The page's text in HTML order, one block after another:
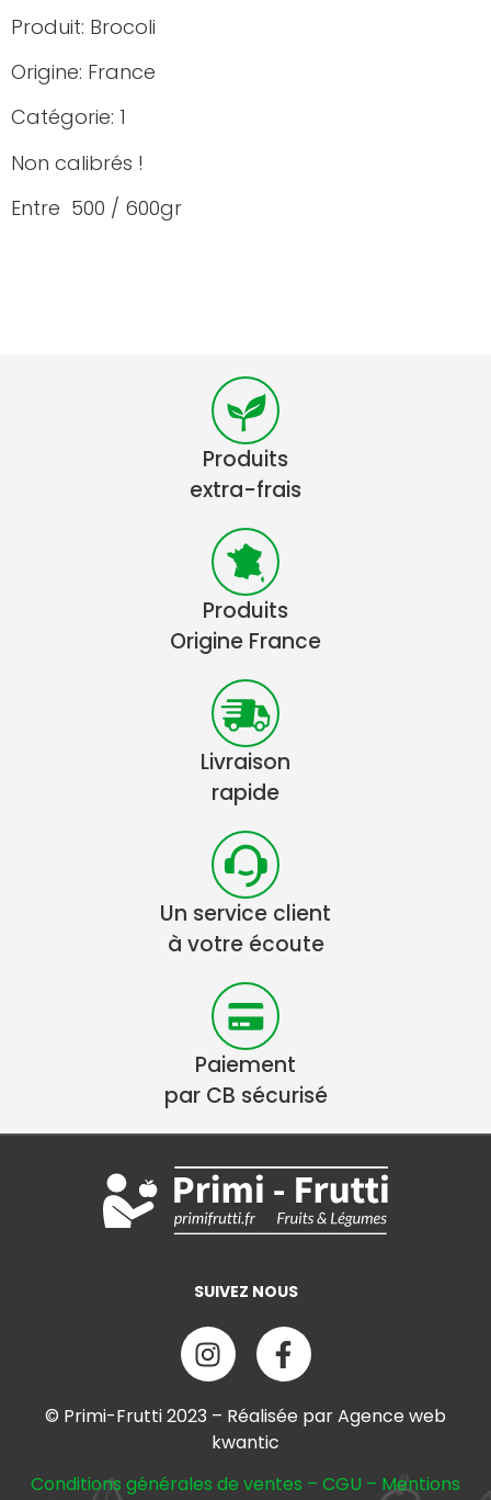
Produit: Brocoli
Origine: France
Catégorie: 1
Non calibrés !
Entre 500 / 600gr
Produits
extra-frais
Produits
Origine France
Livraison
rapide
Un service client
à votre écoute
Paiement
par CB sécurisé
SUIVEZ NOUS
© Primi-Frutti 2023 – Réalisée par Agence web
kwantic
Conditions générales de ventes – CGU – Mentions